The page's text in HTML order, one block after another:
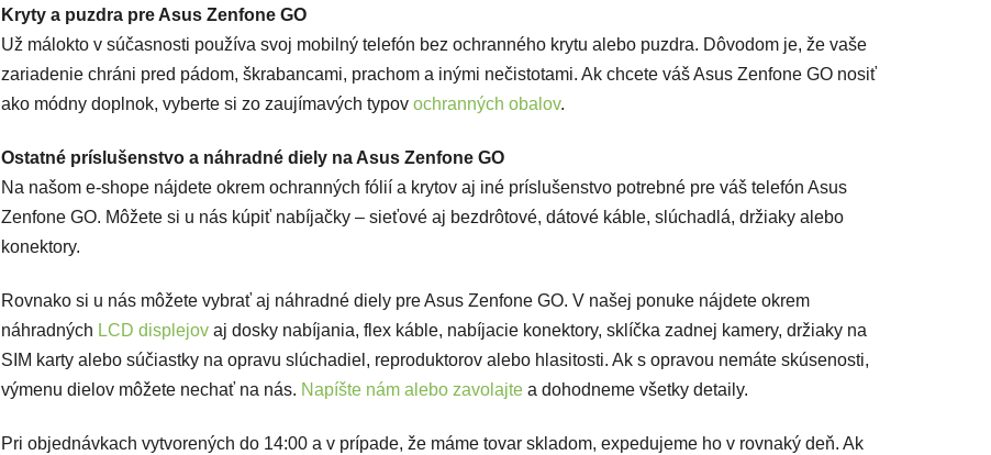
Kryty a puzdra pre Asus Zenfone GO
Už málokto v súčasnosti používa svoj mobilný telefón bez ochranného krytu alebo puzdra. Dôvodom je, že vaše
zariadenie chráni pred pádom, škrabancami, prachom a inými nečistotami. Ak chcete váš Asus Zenfone GO nosiť
ako módny doplnok, vyberte si zo zaujímavých typov ochranných obalov.
Ostatné príslušenstvo a náhradné diely na Asus Zenfone GO
Na našom e-shope nájdete okrem ochranných fólií a krytov aj iné príslušenstvo potrebné pre váš telefón Asus
Zenfone GO. Môžete si u nás kúpiť nabíjačky – sieťové aj bezdrôtové, dátové káble, slúchadlá, držiaky alebo
konektory.
Rovnako si u nás môžete vybrať aj náhradné diely pre Asus Zenfone GO. V našej ponuke nájdete okrem
náhradných LCD displejov aj dosky nabíjania, flex káble, nabíjacie konektory, sklíčka zadnej kamery, držiaky na
SIM karty alebo súčiastky na opravu slúchadiel, reproduktorov alebo hlasitosti. Ak s opravou nemáte skúsenosti,
výmenu dielov môžete nechať na nás. Napíšte nám alebo zavolajte a dohodneme všetky detaily.
Pri objednávkach vytvorených do 14:00 a v prípade, že máme tovar skladom, expedujeme ho v rovnaký deň. Ak